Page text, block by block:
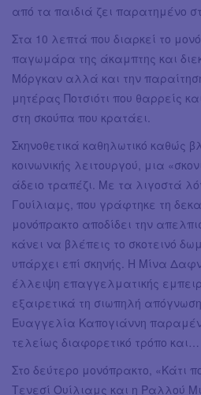
από τα παιδιά ζει παρατημένο
Στα 10 λεπτά που διαρκεί το
παγωμάρα της άκαμπτης και
Μόργκαν αλλά και την
μητέρας Ποτσιότι που θαρρείς
στη σκούπα που κρατάει.
Σκηνοθετικά καθηλωτικό καθώς
κοινωνικής λειτουργού, μια
άδειο τραπέζι. Με τα λιγοστά
Γουίλιαμς, που γράφτηκε τη
μονόπρακτο αποδίδει την
κάνει να βλέπεις το σκοτεινό
υπάρχει επί σκηνής. Η Μίνα
έλλειψη επαγγελματικής
εξαιρετικά τη σιωπηλή
Ευαγγελία Καπογιάννη
τελείως διαφορετικό τρόπο και…
Στο δεύτερο μονόπρακτο, «Κάτι
Τενεσί Ουίλιαμς και η Ραλλού